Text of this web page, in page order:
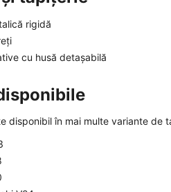
rigidă
cu husă detașabilă
disponibil în mai multe variante